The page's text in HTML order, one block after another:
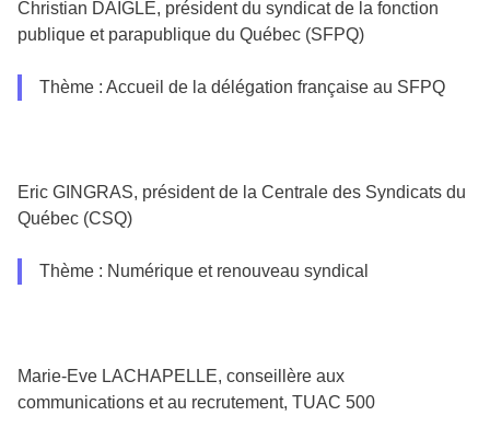
Christian DAIGLE, président du syndicat de la fonction
publique et parapublique du Québec (SFPQ)
Thème : Accueil de la délégation française au SFPQ
Eric GINGRAS, président de la Centrale des Syndicats du
Québec (CSQ)
Thème : Numérique et renouveau syndical
Marie-Eve LACHAPELLE, conseillère aux
communications et au recrutement, TUAC 500